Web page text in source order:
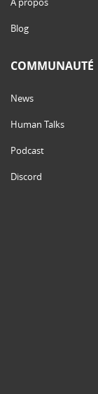
Blog
COMMUNAUTÉ
News
Human Talks
Podcast
Discord